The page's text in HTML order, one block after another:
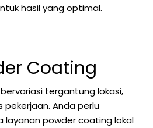
hasil yang optimal.
Coating
tergantung lokasi,
pekerjaan. Anda perlu
layanan powder coating lokal